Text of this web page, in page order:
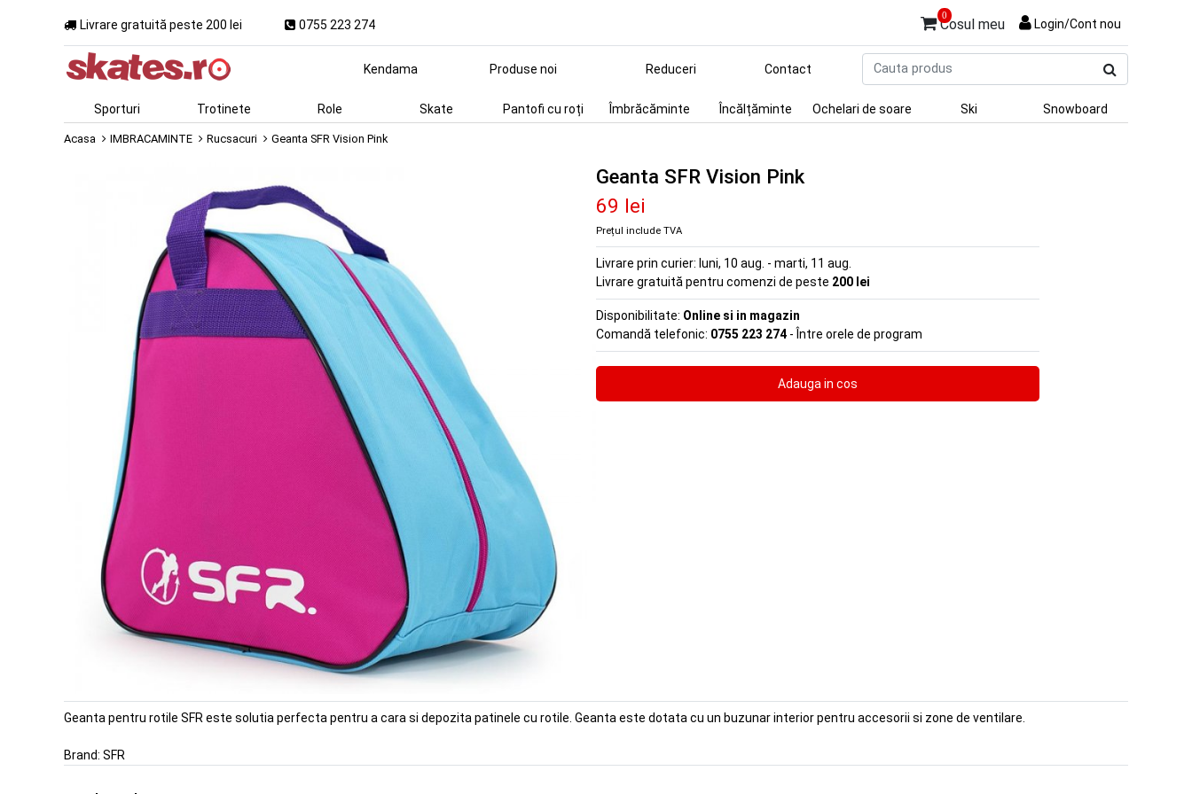
Livrare gratuită peste 200 lei 0755 223 274
0
Cosul meu Login/Cont nou
produs
Kendama Produse noi Reduceri Contact
Sporturi Trotinete Role Skate Pantofi cu roți Îmbrăcăminte Încălțăminte Ochelari de soare Ski Snowboard
Acasa IMBRACAMINTE Rucsacuri Geanta SFR Vision Pink
Geanta SFR Vision Pink
69 lei
Prețul include TVA
Livrare prin curier: luni, 10 aug. - marti, 11 aug.
Livrare gratuită pentru comenzi de peste 200 lei
Disponibilitate: Online si in magazin
Comandă telefonic: 0755 223 274 - Între orele de program
Geanta pentru rotile SFR este solutia perfecta pentru a cara si depozita patinele cu rotile. Geanta este dotata cu un buzunar interior pentru accesorii si zone de ventilare.
Brand: SFR